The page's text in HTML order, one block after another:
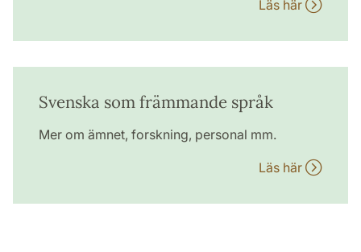
Läs här
Svenska som främmande språk
Mer om ämnet, forskning, personal mm.
Läs här